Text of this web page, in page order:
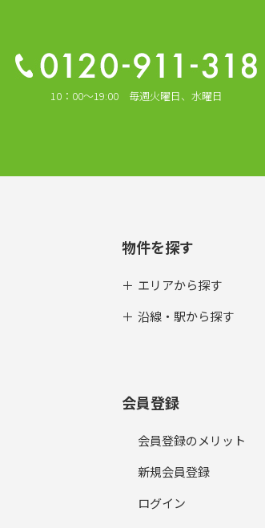
10：00～19:00 毎週火曜日、水曜日
物件を探す
エリアから探す
沿線・駅から探す
会員登録
会員登録のメリット
新規会員登録
ログイン